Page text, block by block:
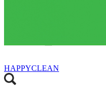
HAPPYCLEAN